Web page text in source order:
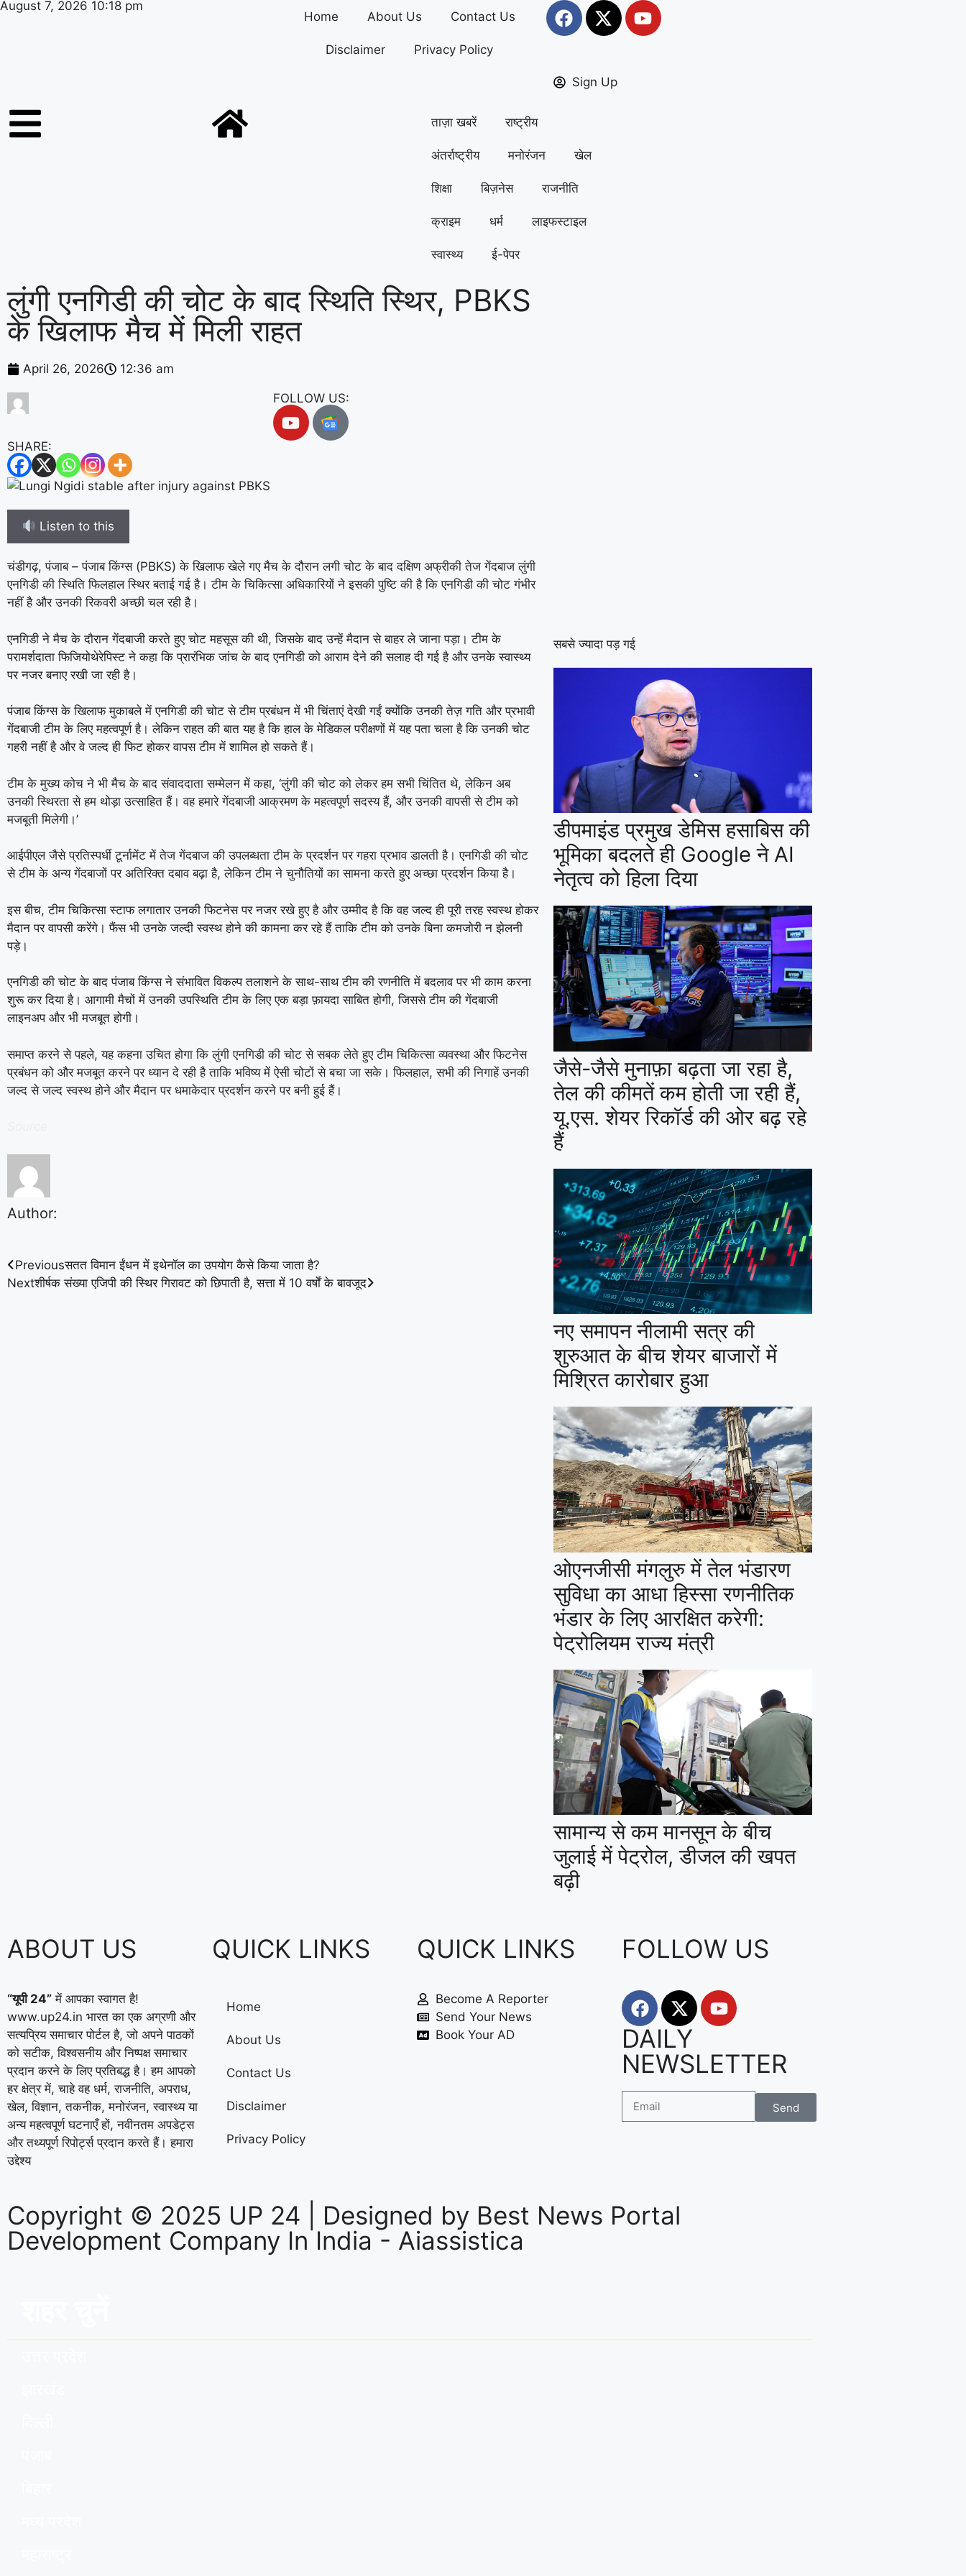
August 7, 2026 10:18 pm
Home About Us Contact Us
Disclaimer Privacy Policy
Sign Up
ताज़ा खबरें राष्ट्रीय
अंतर्राष्ट्रीय मनोरंजन खेल
शिक्षा बिज़नेस राजनीति
क्राइम धर्म लाइफस्टाइल
स्वास्थ्य ई-पेपर
लुंगी एनगिडी की चोट के बाद स्थिति स्थिर, PBKS
के खिलाफ मैच में मिली राहत
April 26, 2026 12:36 am
FOLLOW US:
SHARE:
Listen to this
चंडीगढ़, पंजाब – पंजाब किंग्स (PBKS) के खिलाफ खेले गए मैच के दौरान लगी चोट के बाद दक्षिण अफ्रीकी तेज गेंदबाज लुंगी
एनगिडी की स्थिति फिलहाल स्थिर बताई गई है। टीम के चिकित्सा अधिकारियों ने इसकी पुष्टि की है कि एनगिडी की चोट गंभीर
नहीं है और उनकी रिकवरी अच्छी चल रही है।
एनगिडी ने मैच के दौरान गेंदबाजी करते हुए चोट महसूस की थी, जिसके बाद उन्हें मैदान से बाहर ले जाना पड़ा। टीम के
परामर्शदाता फिजियोथेरेपिस्ट ने कहा कि प्रारंभिक जांच के बाद एनगिडी को आराम देने की सलाह दी गई है और उनके स्वास्थ्य
पर नजर बनाए रखी जा रही है।
पंजाब किंग्स के खिलाफ मुकाबले में एनगिडी की चोट से टीम प्रबंधन में भी चिंताएं देखी गईं क्योंकि उनकी तेज़ गति और प्रभावी
गेंदबाजी टीम के लिए महत्वपूर्ण है। लेकिन राहत की बात यह है कि हाल के मेडिकल परीक्षणों में यह पता चला है कि उनकी चोट
गहरी नहीं है और वे जल्द ही फिट होकर वापस टीम में शामिल हो सकते हैं।
टीम के मुख्य कोच ने भी मैच के बाद संवाददाता सम्मेलन में कहा, ‘लुंगी की चोट को लेकर हम सभी चिंतित थे, लेकिन अब
उनकी स्थिरता से हम थोड़ा उत्साहित हैं। वह हमारे गेंदबाजी आक्रमण के महत्वपूर्ण सदस्य हैं, और उनकी वापसी से टीम को
मजबूती मिलेगी।’
आईपीएल जैसे प्रतिस्पर्धी टूर्नामेंट में तेज गेंदबाज की उपलब्धता टीम के प्रदर्शन पर गहरा प्रभाव डालती है। एनगिडी की चोट
से टीम के अन्य गेंदबाजों पर अतिरिक्त दबाव बढ़ा है, लेकिन टीम ने चुनौतियों का सामना करते हुए अच्छा प्रदर्शन किया है।
इस बीच, टीम चिकित्सा स्टाफ लगातार उनकी फिटनेस पर नजर रखे हुए है और उम्मीद है कि वह जल्द ही पूरी तरह स्वस्थ होकर
मैदान पर वापसी करेंगे। फैंस भी उनके जल्दी स्वस्थ होने की कामना कर रहे हैं ताकि टीम को उनके बिना कमजोरी न झेलनी
पड़े।
एनगिडी की चोट के बाद पंजाब किंग्स ने संभावित विकल्प तलाशने के साथ-साथ टीम की रणनीति में बदलाव पर भी काम करना
शुरू कर दिया है। आगामी मैचों में उनकी उपस्थिति टीम के लिए एक बड़ा फ़ायदा साबित होगी, जिससे टीम की गेंदबाजी
लाइनअप और भी मजबूत होगी।
समाप्त करने से पहले, यह कहना उचित होगा कि लुंगी एनगिडी की चोट से सबक लेते हुए टीम चिकित्सा व्यवस्था और फिटनेस
प्रबंधन को और मजबूत करने पर ध्यान दे रही है ताकि भविष्य में ऐसी चोटों से बचा जा सके। फिलहाल, सभी की निगाहें उनकी
जल्द से जल्द स्वस्थ होने और मैदान पर धमाकेदार प्रदर्शन करने पर बनी हुई हैं।
Author:
Previousसतत विमान ईंधन में इथेनॉल का उपयोग कैसे किया जाता है?
Nextशीर्षक संख्या एजिपी की स्थिर गिरावट को छिपाती है, सत्ता में 10 वर्षों के बावजूद
सबसे ज्यादा पड़ गई
डीपमाइंड प्रमुख डेमिस हसाबिस की
भूमिका बदलते ही Google ने AI
नेतृत्व को हिला दिया
जैसे-जैसे मुनाफ़ा बढ़ता जा रहा है,
तेल की कीमतें कम होती जा रही हैं,
यू.एस. शेयर रिकॉर्ड की ओर बढ़ रहे
हैं
नए समापन नीलामी सत्र की
शुरुआत के बीच शेयर बाजारों में
मिश्रित कारोबार हुआ
ओएनजीसी मंगलुरु में तेल भंडारण
सुविधा का आधा हिस्सा रणनीतिक
भंडार के लिए आरक्षित करेगी:
पेट्रोलियम राज्य मंत्री
सामान्य से कम मानसून के बीच
जुलाई में पेट्रोल, डीजल की खपत
बढ़ी
ABOUT US
“यूपी 24” में आपका स्वागत है!
www.up24.in भारत का एक अग्रणी और
सत्यप्रिय समाचार पोर्टल है, जो अपने पाठकों
को सटीक, विश्वसनीय और निष्पक्ष समाचार
प्रदान करने के लिए प्रतिबद्ध है। हम आपको
हर क्षेत्र में, चाहे वह धर्म, राजनीति, अपराध,
खेल, विज्ञान, तकनीक, मनोरंजन, स्वास्थ्य या
अन्य महत्वपूर्ण घटनाएँ हों, नवीनतम अपडेट्स
और तथ्यपूर्ण रिपोर्ट्स प्रदान करते हैं। हमारा
उद्देश्य
QUICK LINKS
Home
About Us
Contact Us
Disclaimer
Privacy Policy
QUICK LINKS
Become A Reporter
Send Your News
Book Your AD
FOLLOW US
DAILY
NEWSLETTER
Send
Copyright © 2025 UP 24 | Designed by Best News Portal
Development Company In India- Aiassistica